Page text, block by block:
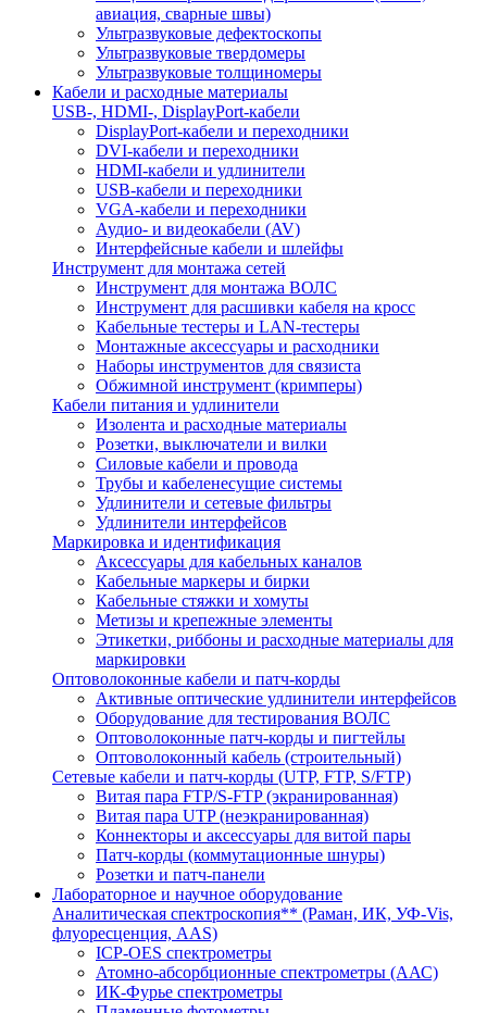
авиация, сварные швы)
Ультразвуковые дефектоскопы
Ультразвуковые твердомеры
Ультразвуковые толщиномеры
Кабели и расходные материалы
USB-, HDMI-, DisplayPort-кабели
DisplayPort-кабели и переходники
DVI-кабели и переходники
HDMI-кабели и удлинители
USB-кабели и переходники
VGA-кабели и переходники
Аудио- и видеокабели (AV)
Интерфейсные кабели и шлейфы
Инструмент для монтажа сетей
Инструмент для монтажа ВОЛС
Инструмент для расшивки кабеля на кросс
Кабельные тестеры и LAN-тестеры
Монтажные аксессуары и расходники
Наборы инструментов для связиста
Обжимной инструмент (кримперы)
Кабели питания и удлинители
Изолента и расходные материалы
Розетки, выключатели и вилки
Силовые кабели и провода
Трубы и кабеленесущие системы
Удлинители и сетевые фильтры
Удлинители интерфейсов
Маркировка и идентификация
Аксессуары для кабельных каналов
Кабельные маркеры и бирки
Кабельные стяжки и хомуты
Метизы и крепежные элементы
Этикетки, риббоны и расходные материалы для
маркировки
Оптоволоконные кабели и патч-корды
Активные оптические удлинители интерфейсов
Оборудование для тестирования ВОЛС
Оптоволоконные патч-корды и пигтейлы
Оптоволоконный кабель (строительный)
Сетевые кабели и патч-корды (UTP, FTP, S/FTP)
Витая пара FTP/S-FTP (экранированная)
Витая пара UTP (неэкранированная)
Коннекторы и аксессуары для витой пары
Патч-корды (коммутационные шнуры)
Розетки и патч-панели
Лабораторное и научное оборудование
Аналитическая спектроскопия** (Раман, ИК, УФ-Vis,
флуоресценция, AAS)
ICP-OES спектрометры
Атомно-абсорбционные спектрометры (ААС)
ИК-Фурье спектрометры